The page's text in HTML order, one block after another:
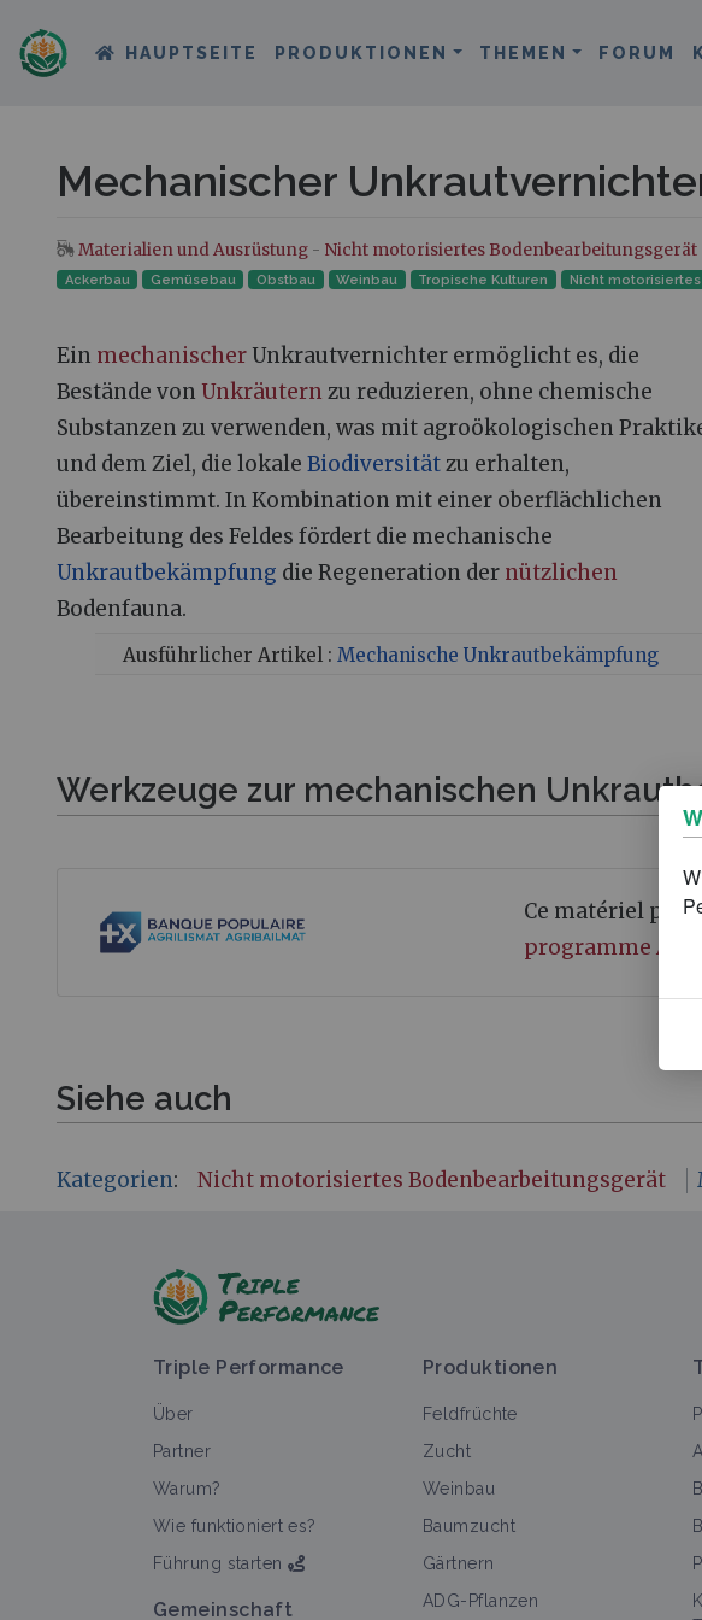
HAUPTSEITE PRODUKTIONEN THEMEN FORUM
Mechanischer
Wechseln zu:Navigation,Suche
Materialien und Ausrüstung - Nicht motorisiertes Bodenbearbeitungsgerät
Ackerbau Gemüsebau Obstbau Weinbau Tropische Kulturen Nicht
Ein mechanischer Unkrautvernichter ermöglicht es, die
Bestände von Unkräutern zu reduzieren, ohne chemische
Substanzen zu verwenden, was mit agroökologischen
und dem Ziel, die lokale Biodiversitätzu erhalten,
übereinstimmt. In Kombination mit einer oberflächlichen
Bearbeitung des Feldes fördert die mechanische
Unkrautbekämpfung die Regeneration der nützlichen
Bodenfauna.
Ausführlicher Artikel : Mechanische Unkrautbekämpfung
Werkzeuge zur mechanischen
Ce matériel peut
programme
Siehe auch
Kategorien: Nicht motorisiertes Bodenbearbeitungsgerät
Triple Performance
Über
Partner
Warum?
Wie funktioniert es?
Führung starten
Gemeinschaft
Produktionen
Feldfrüchte
Zucht
Weinbau
Baumzucht
Gärtnern
ADG-Pflanzen